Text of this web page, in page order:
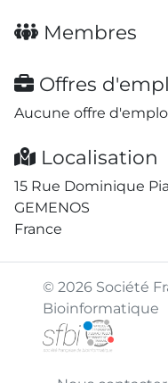
Membres
Offres
Aucune offre
Localisation
15 Rue Dominique
GEMENOS
France
© 2026 Société
Bioinformatique